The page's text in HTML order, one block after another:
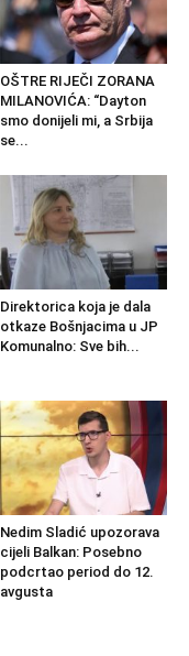
OŠTRE RIJEČI ZORANA
MILANOVIĆA: “Dayton
smo donijeli mi, a Srbija
se...
Direktorica koja je dala
otkaze Bošnjacima u JP
Komunalno: Sve bih...
Nedim Sladić upozorava
cijeli Balkan: Posebno
podcrtao period do 12.
avgusta